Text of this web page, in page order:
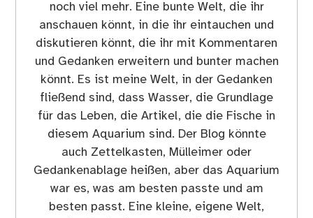
noch viel mehr. Eine bunte Welt, die ihr
anschauen könnt, in die ihr eintauchen und
diskutieren könnt, die ihr mit Kommentaren
und Gedanken erweitern und bunter machen
könnt. Es ist meine Welt, in der Gedanken
fließend sind, dass Wasser, die Grundlage
für das Leben, die Artikel, die die Fische in
diesem Aquarium sind. Der Blog könnte
auch Zettelkasten, Mülleimer oder
Gedankenablage heißen, aber das Aquarium
war es, was am besten passte und am
besten passt. Eine kleine, eigene Welt,